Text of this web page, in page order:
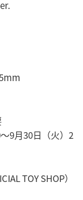
9月30日（火）2
TOY SHOP）